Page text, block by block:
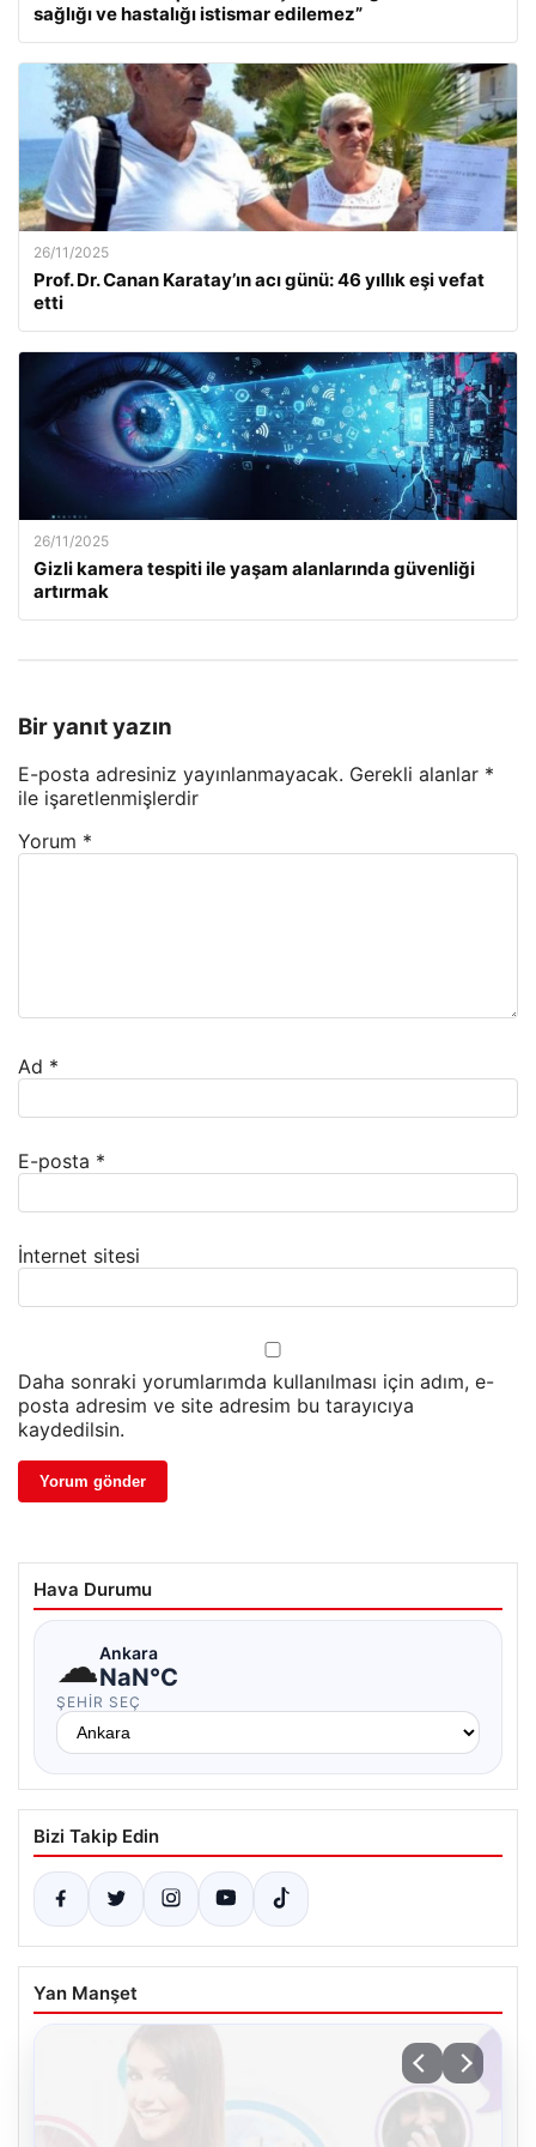
sağlığı ve hastalığı istismar edilemez”
26/11/2025
Prof. Dr. Canan Karatay’ın acı günü: 46 yıllık eşi vefat
etti
26/11/2025
Gizli kamera tespiti ile yaşam alanlarında güvenliği
artırmak
Bir yanıt yazın
E-posta adresiniz yayınlanmayacak. Gerekli alanlar *
ile işaretlenmişlerdir
Yorum *
Ad *
E-posta *
İnternet sitesi
Daha sonraki yorumlarımda kullanılması için adım, e-
posta adresim ve site adresim bu tarayıcıya
kaydedilsin.
Hava Durumu
☁Ankara
NaN°C
ŞEHIR SEÇ
Bizi Takip Edin
Yan Manşet